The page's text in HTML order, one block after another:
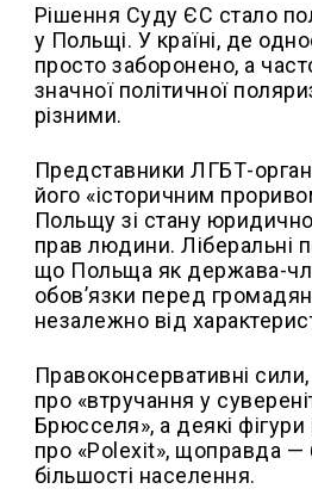
Рішення Суду ЄС стало
у Польщі. У країні, де
просто заборонено, а
значної політичної
різними.
Представники ЛГБТ-
його «історичним
Польщу зі стану
прав людини. Ліберальні
що Польща як держава-
обов’язки перед
незалежно від
Правоконсервативні
про «втручання у
Брюсселя», а деякі фігури
про «Polexit», щоправда —
більшості населення.